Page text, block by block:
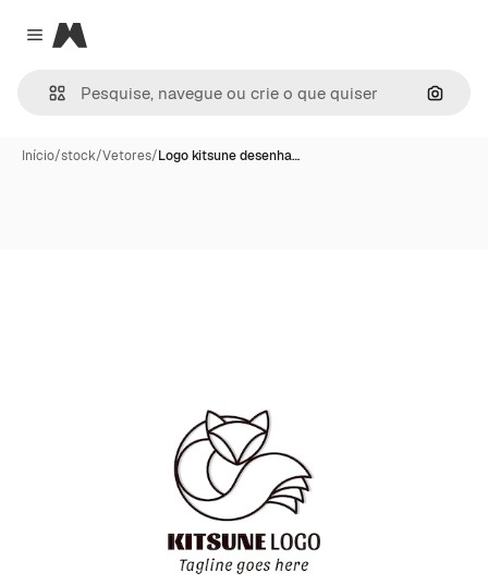
Close menu
Magnific
Início/stock/Vetores/Logo kitsune desenha…